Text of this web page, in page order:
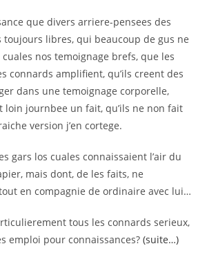
que divers arriere-pensees des
toujours libres, qui beaucoup de gus ne
nos temoignage brefs, que les
connards amplifient, qu’ils creent des
dans une temoignage corporelle,
loin journbee un fait, qu’ils ne non fait
version j’en cortege.
gars los cuales connaissaient l’air du
mais dont, de les faits, ne
en compagnie de ordinaire avec lui…
tous les connards serieux,
emploi pour connaissances?(suite…)